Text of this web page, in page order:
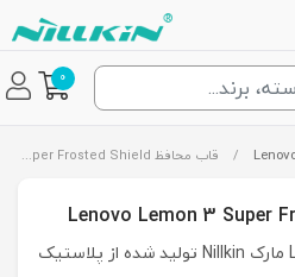
0
/ قاب محافظ Lenovo Lemon 3 Super Frosted Shield
قاب محافظ Lenovo Lemon 3 مارک Nillkin تولید شده از پلاستیک